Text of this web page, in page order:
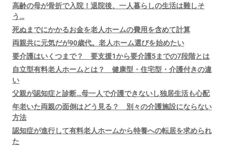
高齢の母が骨折で入院！退院後、一人暮らしの生活は難しそ
う…
死ぬまでにかかるお金を老人ホームの費用を含めて計算
両親共に元気だが90歳代。老人ホーム選びを始めたい
要介護はいくつまで？ 要支援1から要介護5までの7段階とは
自立型有料老人ホームとは？ 健康型・住宅型・介護付きの違
い
父親が認知症と診断…母一人で介護できないし独居生活も心配
年老いた両親の面倒はどう見る？ 別々の介護施設にならない
方法
認知症が進行して有料老人ホームから特養への転居を求められ
た